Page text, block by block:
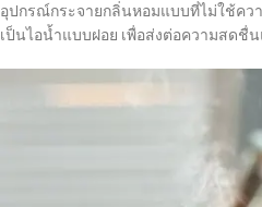
อุปกรณ์กระจายกลิ่นหอมแบบที่ไม่ใช้คว
เป็นไอน้ำแบบฝอย เพื่อส่งต่อความสดชื่